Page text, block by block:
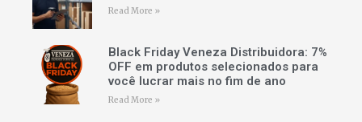
Read More »
Black Friday Veneza Distribuidora: 7%
OFF em produtos selecionados para
você lucrar mais no fim de ano
Read More »